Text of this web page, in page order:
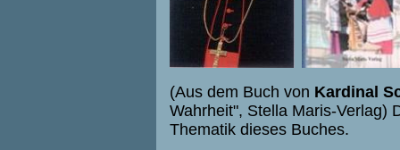
(Aus dem Buch von Kardinal
Wahrheit", Stella Maris-Verlag)
Thematik dieses Buches.